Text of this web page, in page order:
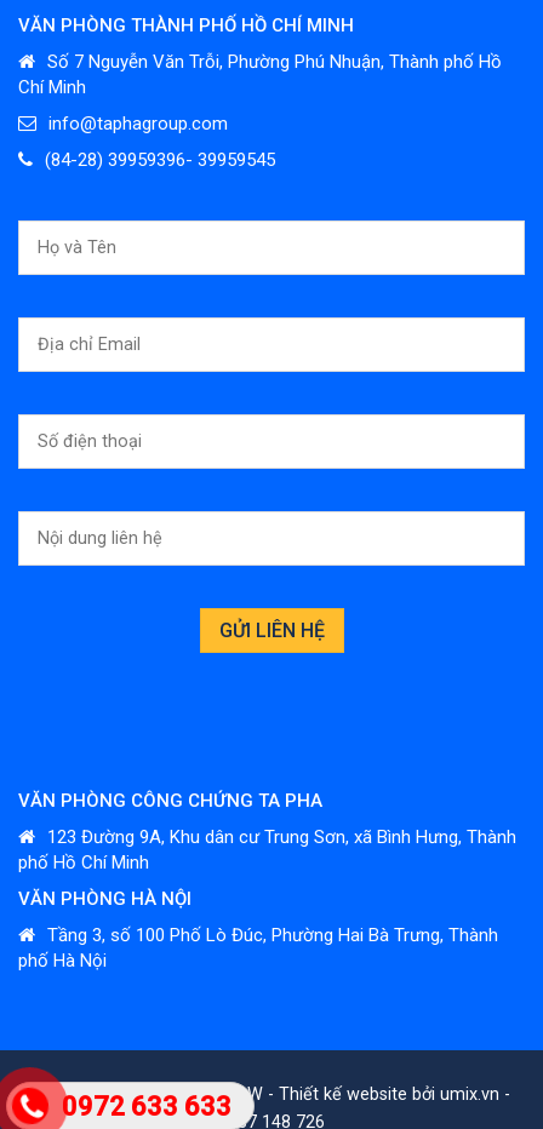
0972 633 633
VĂN PHÒNG THÀNH PHỐ HỒ CHÍ MINH
Số 7 Nguyễn Văn Trỗi, Phường Phú Nhuận, Thành phố Hồ
Chí Minh
info@taphagroup.com
(84-28) 39959396- 39959545
VĂN PHÒNG CÔNG CHỨNG TA PHA
123 Đường 9A, Khu dân cư Trung Sơn, xã Bình Hưng, Thành
phố Hồ Chí Minh
VĂN PHÒNG HÀ NỘI
Tầng 3, số 100 Phố Lò Đúc, Phường Hai Bà Trưng, Thành
phố Hà Nội
Bản quyền thuộc TAPHALAW - Thiết kế website bởi umix.vn -
0987 148 726